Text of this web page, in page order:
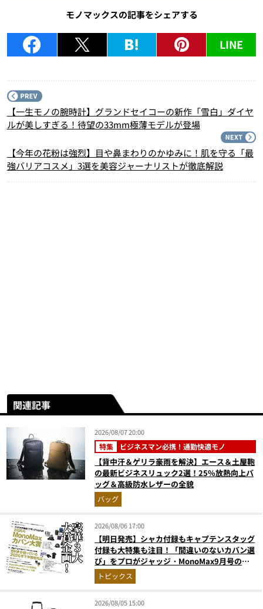
モノマックスの記事をシェアする
LINE
【一生モノの腕時計】グランドセイコーの新作「雪白」ダイヤ
ルが美しすぎる！待望の33mm極薄モデルが登場
【今年の花粉は強烈】目や鼻まわりのかゆみに！肌を守る「最
強バリアコスメ」3選を美容ジャーナリストが徹底解説
関連記事
2026/08/07 20:00
特集 ビジネスマン必携！通勤快適モノ
【背中汗＆ゲリラ豪雨を解決】エース＆土屋鞄
の最新ビジネスリュック2選！25%放熱向上バ
ッグ＆高級防水レザーの全貌
バッグ
2026/08/06 17:00
【明日発売】シャカ付録もキャプテンスタッグ
付録も大特集も注目！「間違いのないカバン選
び」をプロがジャッジ・MonoMax9月号の目
次を公開
トピックス
2026/08/05 15:00